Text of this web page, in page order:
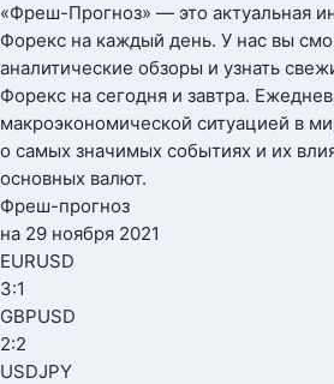
«Фреш-Прогноз» — это актуальная
Форекс на каждый день. У нас вы
аналитические обзоры и узнать
Форекс на сегодня и завтра.
макроэкономической ситуацией в
о самых значимых событиях и их
основных валют.
Фреш-прогноз
на 29 ноября 2021
EURUSD
3:1
GBPUSD
2:2
USDJPY